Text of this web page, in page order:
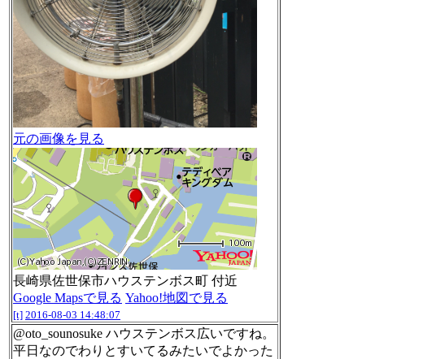
元の画像を見る
長崎県佐世保市ハウステンボス町 付近
Google Mapsで見る Yahoo!地図で見る
[t] 2016-08-03 14:48:07
@oto_sounosuke ハウステンボス広いですね。
平日なのでわりとすいてるみたいでよかった